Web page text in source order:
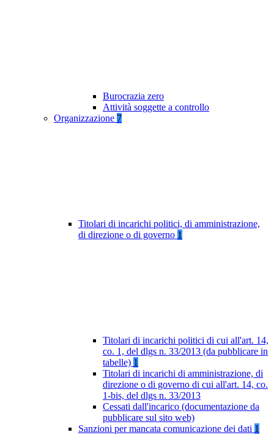
Burocrazia zero
Attività soggette a controllo
Organizzazione 7
Titolari di incarichi politici, di amministrazione,
di direzione o di governo 1
Titolari di incarichi politici di cui all'art. 14,
co. 1, del dlgs n. 33/2013 (da pubblicare in
tabelle) 1
Titolari di incarichi di amministrazione, di
direzione o di governo di cui all'art. 14, co.
1-bis, del dlgs n. 33/2013
Cessati dall'incarico (documentazione da
pubblicare sul sito web)
Sanzioni per mancata comunicazione dei dati 1